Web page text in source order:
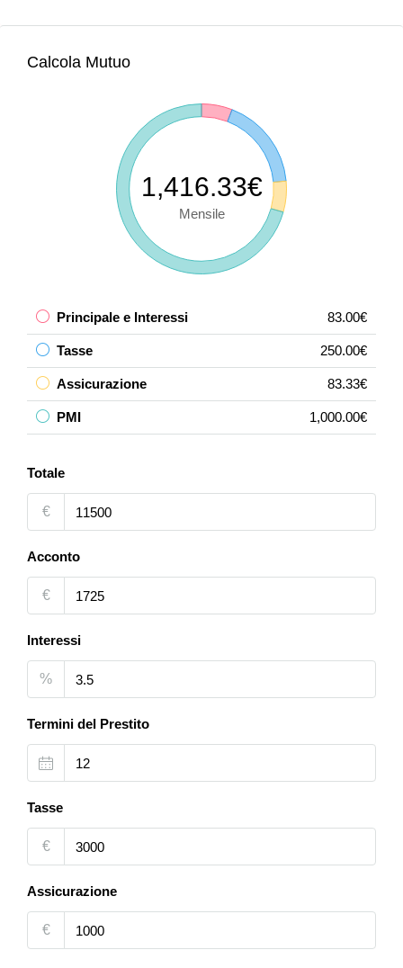
Calcola Mutuo
1,416.33€
Mensile
Principale e Interessi 83.00€
Tasse 250.00€
Assicurazione 83.33€
PMI 1,000.00€
Totale
€
Acconto
€
Interessi
%
Termini del Prestito
Tasse
€
Assicurazione
€